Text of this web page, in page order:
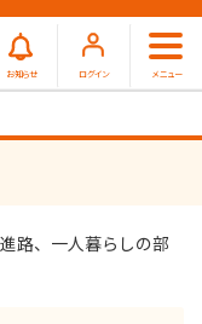
お知らせ ログイン メニュー
路、一人暮らしの部